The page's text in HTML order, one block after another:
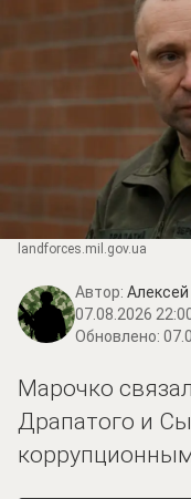
landforces.mil.gov.ua
Автор:
07.08.2026
Обновлено:
Марочко
Драпатого и